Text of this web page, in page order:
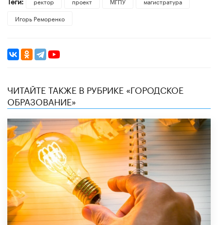
Игорь Реморенко
ЧИТАЙТЕ ТАКЖЕ В РУБРИКЕ «ГОРОДСКОЕ
ОБРАЗОВАНИЕ»